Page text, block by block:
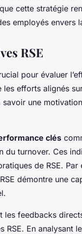
cette stratégie
employés envers
RSE
pour évaluer
les efforts alignés
une
clés
turnover. Ces
de RSE.
démontre une
les feedbacks
RSE. En analysant